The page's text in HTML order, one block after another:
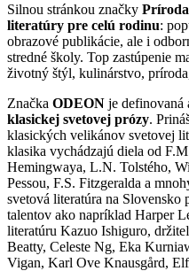
Silnou stránkou značky Príroda
literatúry pre celú rodinu:
obrazové publikácie, ale i
stredné školy. Top zastúpenie
životný štýl, kulinárstvo,
Značka ODEON je definovaná
klasickej svetovej prózy.
klasických velikánov svetovej
klasika vychádzajú diela od
Hemingwaya, L.N. Tolstého,
Pessou, F.S. Fitzgeralda a
svetová literatúra na Slovensko
talentov ako napríklad Harper
literatúru Kazuo Ishiguro,
Beatty, Celeste Ng, Eka
Vigan, Karl Ove Knausgård,